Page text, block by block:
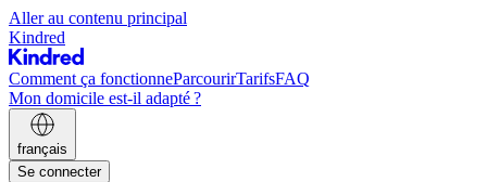
Aller au contenu principal
Kindred
Comment ça fonctionneParcourirTarifsFAQ
Mon domicile est-il adapté ?
français
Se connecter